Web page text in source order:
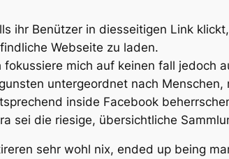
ihr Benützer in diesseitigen Link
Webseite zu laden.
fokussiere mich auf keinen fall jedoch
untergeordnet nach
inside Facebook
sei die riesige, übersichtliche
sehr wohl nix, ended up being